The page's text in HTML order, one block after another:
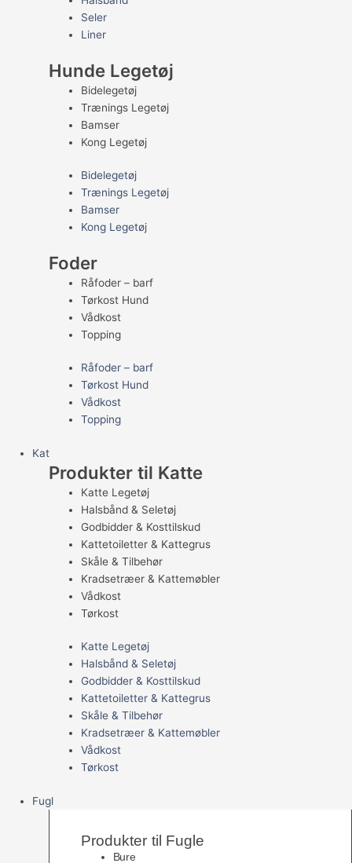
Seler
Liner
Hunde Legetøj
Bidelegetøj
Trænings Legetøj
Bamser
Kong Legetøj
Bidelegetøj
Trænings Legetøj
Bamser
Kong Legetøj
Foder
Råfoder – barf
Tørkost Hund
Vådkost
Topping
Råfoder – barf
Tørkost Hund
Vådkost
Topping
Kat
Produkter til Katte
Katte Legetøj
Halsbånd & Seletøj
Godbidder & Kosttilskud
Kattetoiletter & Kattegrus
Skåle & Tilbehør
Kradsetræer & Kattemøbler
Vådkost
Tørkost
Katte Legetøj
Halsbånd & Seletøj
Godbidder & Kosttilskud
Kattetoiletter & Kattegrus
Skåle & Tilbehør
Kradsetræer & Kattemøbler
Vådkost
Tørkost
Fugl
Produkter til Fugle
Bure